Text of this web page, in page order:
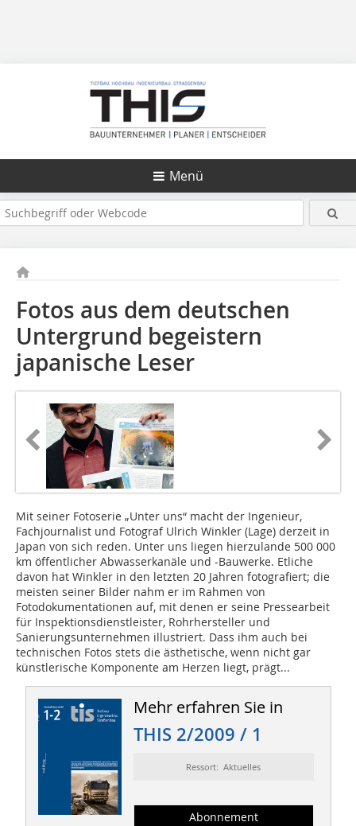
Menü
Fotos aus dem deutschen
Untergrund begeistern
japanische Leser
Mit seiner Fotoserie „Unter uns“ macht der Ingenieur,
Fachjournalist und Fotograf Ulrich Winkler (Lage) derzeit in
Japan von sich reden. Unter uns liegen hierzulande 500 000
km öffentlicher Abwasserkanäle und -Bauwerke. Etliche
davon hat Winkler in den letzten 20 Jahren fotografiert; die
meisten seiner Bilder nahm er im Rahmen von
Fotodokumentationen auf, mit denen er seine Pressearbeit
für Inspektionsdienstleister, Rohrhersteller und
Sanierungsunternehmen illustriert. Dass ihm auch bei
technischen Fotos stets die ästhetische, wenn nicht gar
künstlerische Komponente am Herzen liegt, prägt...
Mehr erfahren Sie in
THIS 2/2009 / 1
Ressort: Aktuelles
Abonnement